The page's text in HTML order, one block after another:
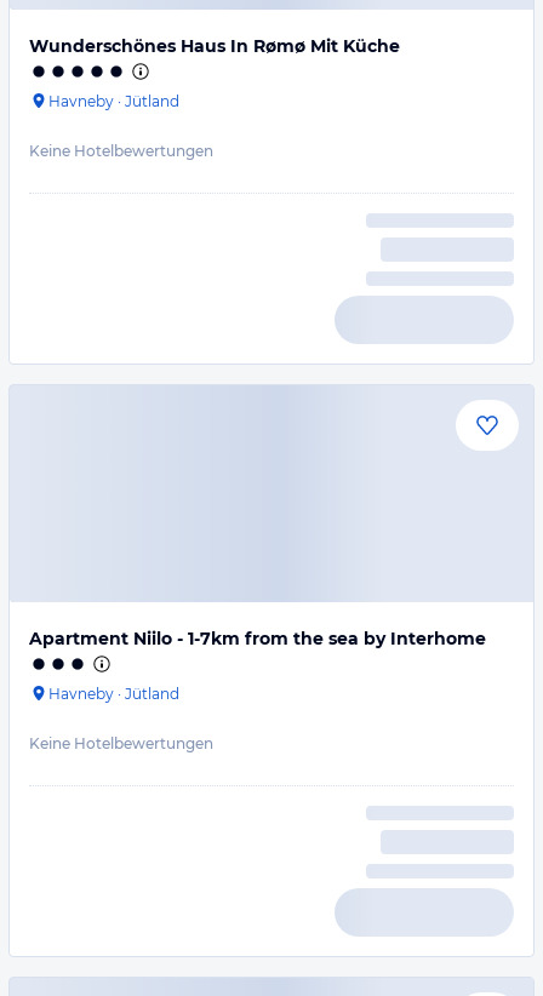
Wunderschönes Haus In Rømø Mit Küche
Havneby · Jütland
Keine Hotelbewertungen
Apartment Niilo - 1-7km from the sea by Interhome
Havneby · Jütland
Keine Hotelbewertungen